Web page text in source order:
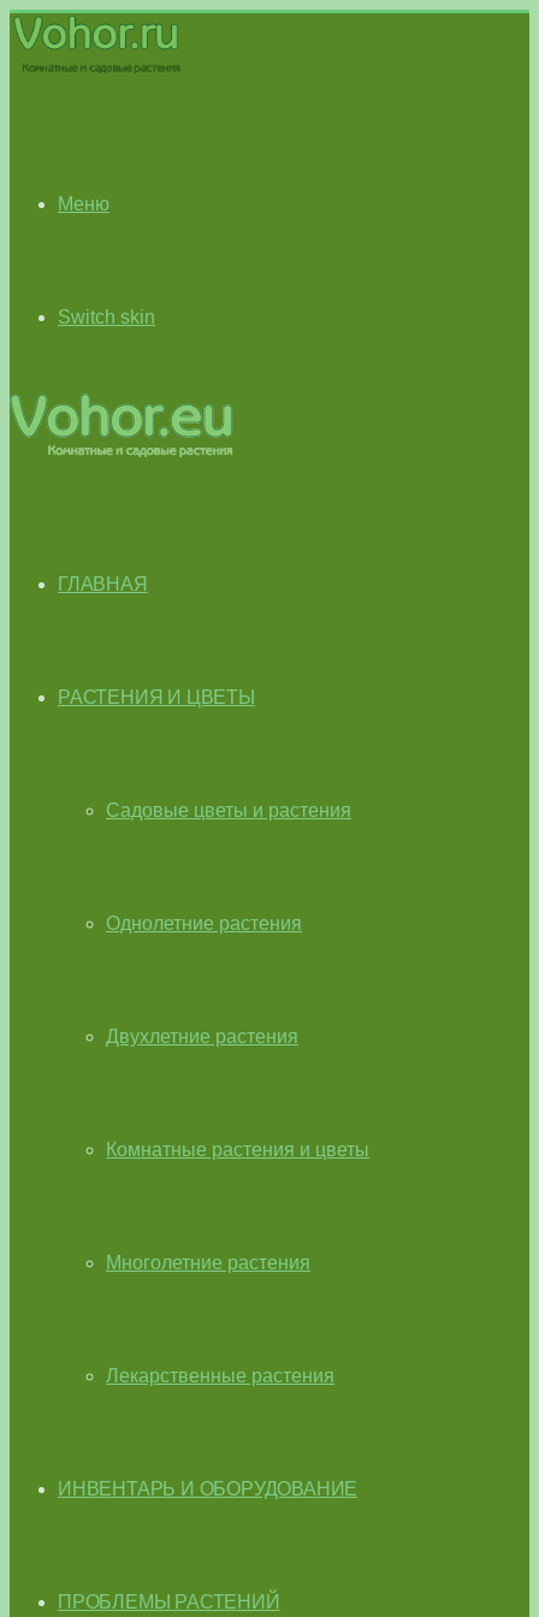
Меню
Switch skin
ГЛАВНАЯ
РАСТЕНИЯ И ЦВЕТЫ
Садовые цветы и растения
Однолетние растения
Двухлетние растения
Комнатные растения и цветы
Многолетние растения
Лекарственные растения
ИНВЕНТАРЬ И ОБОРУДОВАНИЕ
ПРОБЛЕМЫ РАСТЕНИЙ